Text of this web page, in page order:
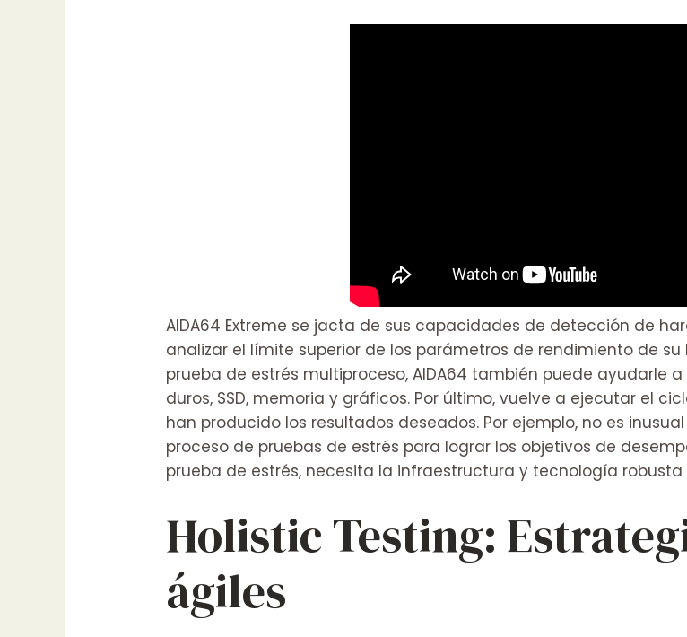
AIDA64 Extreme se jacta de sus capacidades de detección de
analizar el límite superior de los parámetros de rendimiento de
prueba de estrés multiproceso, AIDA64 también puede ayudarle
duros, SSD, memoria y gráficos. Por último, vuelve a ejecutar el
han producido los resultados deseados. Por ejemplo, no es
proceso de pruebas de estrés para lograr los objetivos de
prueba de estrés, necesita la infraestructura y tecnología
Holistic Testing:
ágiles